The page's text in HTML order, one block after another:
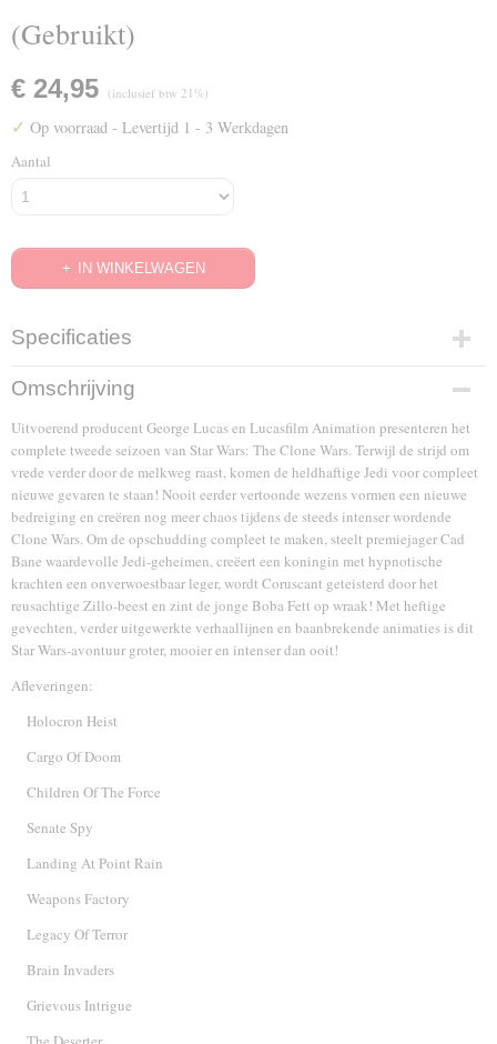
(Gebruikt)
€ 24,95 (inclusief btw 21%)
✓ Op voorraad - Levertijd 1 - 3 Werkdagen
Aantal
IN WINKELWAGEN
Specificaties
EAN code
5051888062791
Omschrijving
Uitvoerend producent George Lucas en Lucasfilm Animation presenteren het
complete tweede seizoen van Star Wars: The Clone Wars. Terwijl de strijd om
vrede verder door de melkweg raast, komen de heldhaftige Jedi voor compleet
nieuwe gevaren te staan! Nooit eerder vertoonde wezens vormen een nieuwe
bedreiging en creëren nog meer chaos tijdens de steeds intenser wordende
Clone Wars. Om de opschudding compleet te maken, steelt premiejager Cad
Bane waardevolle Jedi-geheimen, creëert een koningin met hypnotische
krachten een onverwoestbaar leger, wordt Coruscant geteisterd door het
reusachtige Zillo-beest en zint de jonge Boba Fett op wraak! Met heftige
gevechten, verder uitgewerkte verhaallijnen en baanbrekende animaties is dit
Star Wars-avontuur groter, mooier en intenser dan ooit!
Afleveringen:
Holocron Heist
Cargo Of Doom
Children Of The Force
Senate Spy
Landing At Point Rain
Weapons Factory
Legacy Of Terror
Brain Invaders
Grievous Intrigue